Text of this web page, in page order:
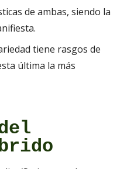
de ambas, siendo la
tiene rasgos de
última la más